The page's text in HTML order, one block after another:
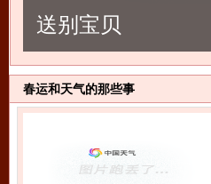
送别宝贝
春运和天气的那些事